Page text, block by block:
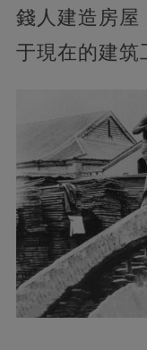
錢人建造房屋
于現在的建筑